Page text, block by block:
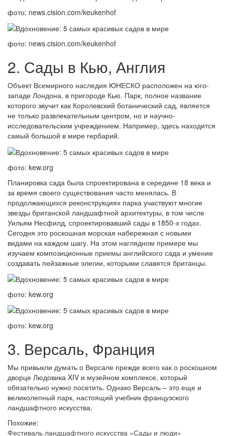
фото: news.cision.com/keukenhof
фото: news.cision.com/keukenhof
2. Сады в Кью, Англия
Объект Всемирного наследия ЮНЕСКО расположен на юго-
западе Лондона, в пригороде Кью. Парк, полное название
которого звучит как Королевский ботанический сад, является
не только развлекательным центром, но и научно-
исследовательским учреждением. Например, здесь находится
самый большой в мире гербарий.
фото: kew.org
Планировка сада была спроектирована в середине 18 века и
за время своего существования часто менялась. В
продолжающихся реконструкциях парка участвуют многие
звезды британской ландшафтной архитектуры, в том числе
Уильям Несфилд, спроектировавший сады в 1850-х годах.
Сегодня это роскошная морская набережная с новыми
видами на каждом шагу. На этом наглядном примере мы
изучаем композиционные приемы английского сада и умение
создавать пейзажные элегии, которыми славятся британцы.
фото: kew.org
фото: kew.org
3. Версаль, Франция
Мы привыкли думать о Версале прежде всего как о роскошном
дворце Людовика XIV и музейном комплексе, который
обязательно нужно посетить. Однако Версаль – это еще и
великолепный парк, настоящий учебник французского
ландшафтного искусства.
Похожие:
Фестиваль ландшафтного искусства «Сады и люди»